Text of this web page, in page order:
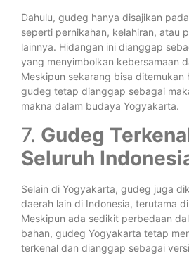
Dahulu, gudeg hanya disajikan
seperti pernikahan, kelahiran, atau
lainnya. Hidangan ini dianggap
yang menyimbolkan kebersamaan
Meskipun sekarang bisa ditemukan
gudeg tetap dianggap sebagai
makna dalam budaya Yogyakarta.
7. Gudeg
Seluruh
Selain di Yogyakarta, gudeg juga
daerah lain di Indonesia, terutama
Meskipun ada sedikit perbedaan
bahan, gudeg Yogyakarta tetap
terkenal dan dianggap sebagai